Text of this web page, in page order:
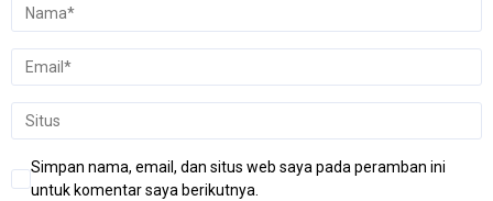
Simpan nama, email, dan situs web saya pada peramban ini
untuk komentar saya berikutnya.